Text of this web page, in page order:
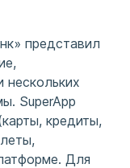
представил
нескольких
SuperApp
кредиты,
Для